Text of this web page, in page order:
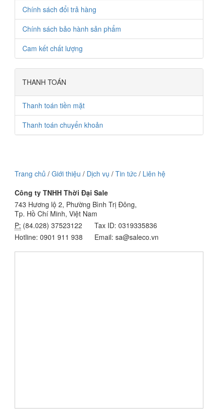
Chính sách đổi trả hàng
Chính sách bảo hành sản phẩm
Cam kết chất lượng
THANH TOÁN
Thanh toán tiền mặt
Thanh toán chuyển khoản
Trang chủ / Giới thiệu / Dịch vụ / Tin tức / Liên hệ
Công ty TNHH Thời Đại Sale
743 Hương lộ 2, Phường Bình Trị Đông,
Tp. Hồ Chí Minh, Việt Nam
P: (84.028) 37523122
Tax ID: 0319335836
Hotline: 0901 911 938
Email: sa@saleco.vn